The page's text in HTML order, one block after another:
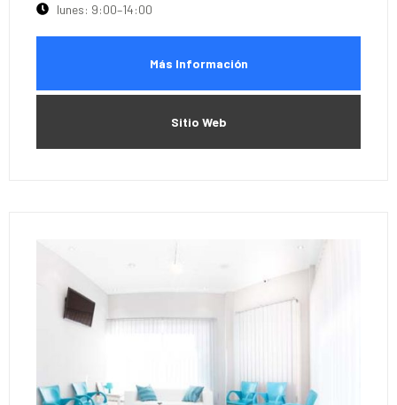
lunes: 9:00–14:00
Más Información
Sitio Web